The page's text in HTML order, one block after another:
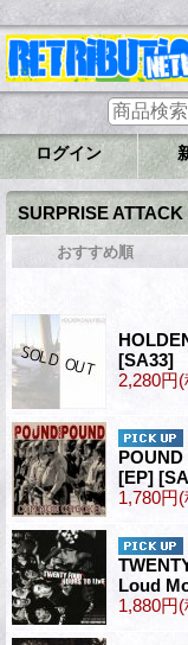
ログイン
SURPRISE ATTACK
おすすめ順
[SA33]
2,280円
[EP]
1,780円
Loud
1,880円